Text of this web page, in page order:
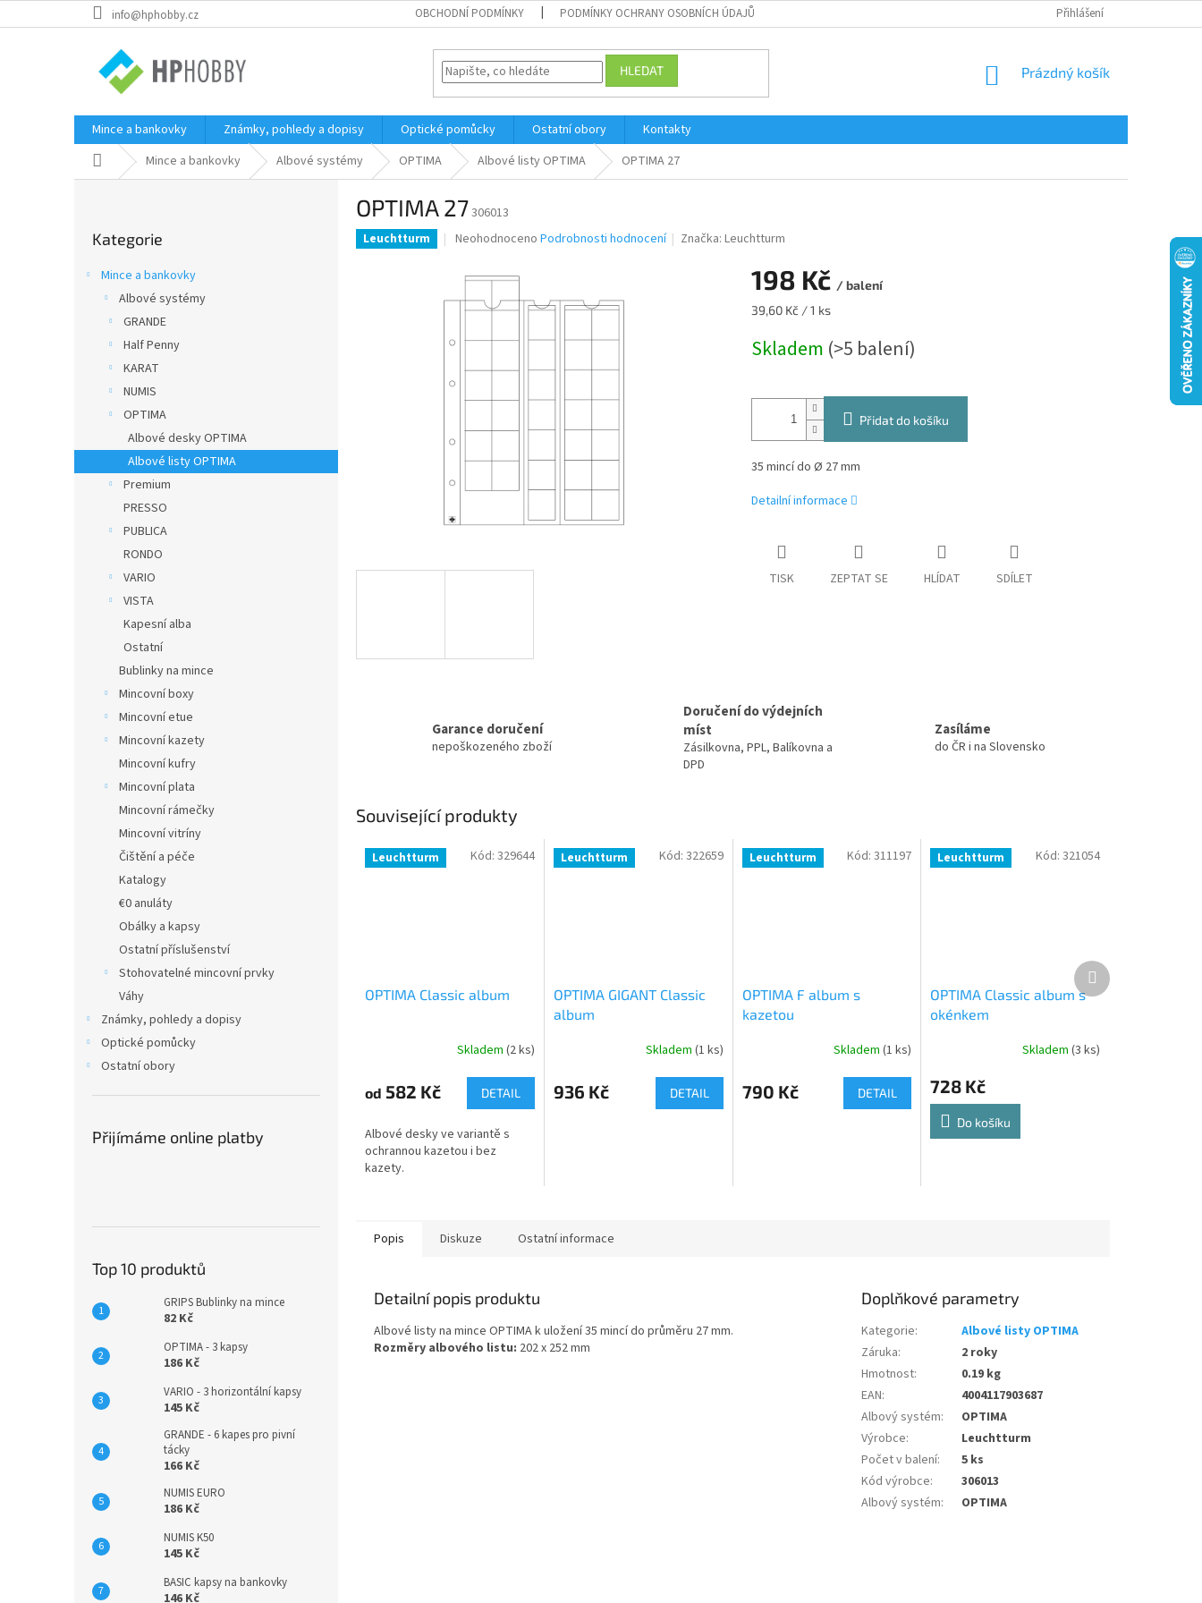
na
info@hphobby.cz OBCHODNÍ PODMÍNKY PODMÍNKY OCHRANY OSOBNÍCH ÚDAJŮ Přihlášení
HLEDAT
NÁKUPNÍ
Prázdný košík
Mince a bankovky Známky, pohledy a dopisy Optické pomůcky Ostatní obory
Kontakty
Domů Mince a bankovky Albové systémy OPTIMA Albové listy OPTIMA OPTIMA 27
l
kategorie
Kategorie
Mince a bankovky
Albové systémy
GRANDE
Half Penny
KARAT
NUMIS
OPTIMA
Albové desky OPTIMA
Albové listy OPTIMA
Premium
PRESSO
PUBLICA
RONDO
VARIO
VISTA
Kapesní alba
Ostatní
Bublinky na mince
Mincovní boxy
Mincovní etue
Mincovní kazety
Mincovní kufry
Mincovní plata
Mincovní rámečky
Mincovní vitríny
Čištění a péče
Katalogy
€0 anuláty
Obálky a kapsy
Ostatní příslušenství
Stohovatelné mincovní prvky
Váhy
Známky, pohledy a dopisy
Optické pomůcky
Ostatní obory
Přijímáme online platby
Top 10 produktů
GRIPS Bublinky na mince
82 Kč
OPTIMA - 3 kapsy
186 Kč
VARIO - 3 horizontální kapsy
145 Kč
GRANDE - 6 kapes pro pivní
tácky
166 Kč
NUMIS EURO
186 Kč
NUMIS K50
145 Kč
BASIC kapsy na bankovky
146 Kč
OPTIMA 27306013
Leuchtturm
Průměrné
produktu
0,0
5
Neohodnoceno Podrobnosti hodnocení Značka:Leuchtturm
198 Kč / balení
Měrná
39,60 Kč / 1 ks
Skladem (>5 balení)
Přidat do košíku
35 mincí do Ø 27 mm
Detailní informace
TISK ZEPTAT SE HLÍDAT SDÍLET
Garance doručení
nepoškozeného zboží
Doručení do výdejních
míst
Zásilkovna, PPL, Balíkovna a
DPD
Zasíláme
do ČR i na Slovensko
Související produkty
Leuchtturm
OPTIMA Classic album
Skladem (2 ks)
od 582 Kč DETAIL
Albové desky ve variantě s
ochrannou kazetou i bez
kazety.
Kód: 329644 Leuchtturm
OPTIMA GIGANT Classic
album
Skladem (1 ks)
936 Kč DETAIL
Kód: 322659 Leuchtturm
OPTIMA F album s
kazetou
Skladem(1 ks)
790 Kč DETAIL
Kód:311197 Leuchtturm
OPTIMA Classic album s
okénkem
Skladem (3 ks)
728 Kč
Do košíku
Kód: 321054
Další
produkt
Popis Diskuze Ostatní informace
Detailní popis produktu
Albové listy na mince OPTIMA k uložení 35 mincí do průměru 27 mm.
Rozměry albového listu: 202 x 252 mm
Doplňkové parametry
Kategorie:
Albové listy OPTIMA
Záruka:
2 roky
Hmotnost:
0.19 kg
EAN:
4004117903687
Albový systém:
OPTIMA
Výrobce:
Leuchtturm
Počet v balení:
5 ks
Kód výrobce:
306013
Albový systém: OPTIMA